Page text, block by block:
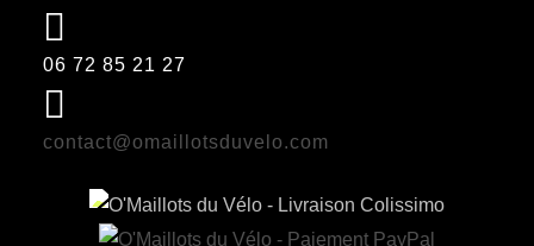
06 72 85 21 27
contact@omaillotsduvelo.com